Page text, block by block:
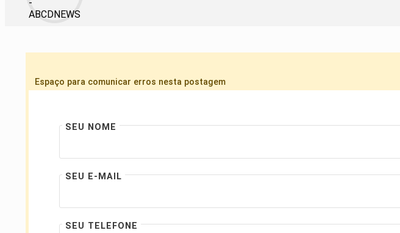
Espaço para comunicar erros nesta postagem
SEU NOME
SEU E-MAIL
SEU TELEFONE